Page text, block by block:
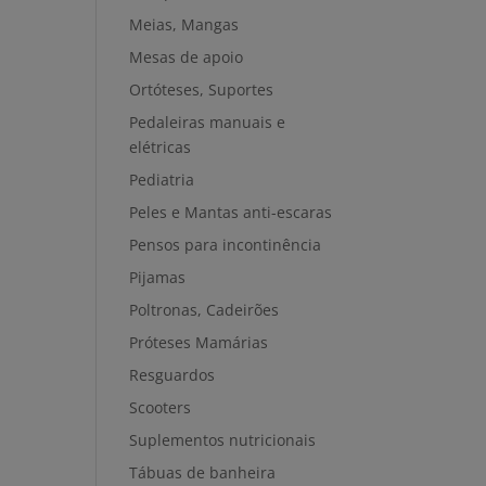
Meias, Mangas
Mesas de apoio
Ortóteses, Suportes
Pedaleiras manuais e
elétricas
Pediatria
Peles e Mantas anti-escaras
Pensos para incontinência
Pijamas
Poltronas, Cadeirões
Próteses Mamárias
Resguardos
Scooters
Suplementos nutricionais
Tábuas de banheira